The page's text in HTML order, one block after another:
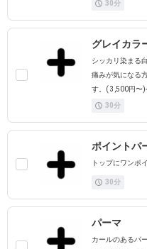
30分
グレイカラ
シッカリ染まる
痛みが気になる
す。( 3,500円〜)
30分
ポイントパ
トップにワンポ
30分
パーマ
カールのあるパ